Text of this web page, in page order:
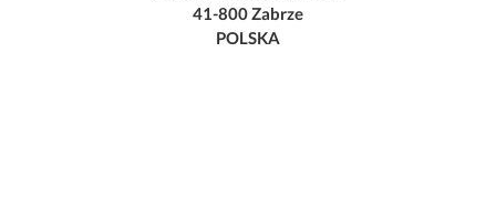
41-800 Zabrze
POLSKA